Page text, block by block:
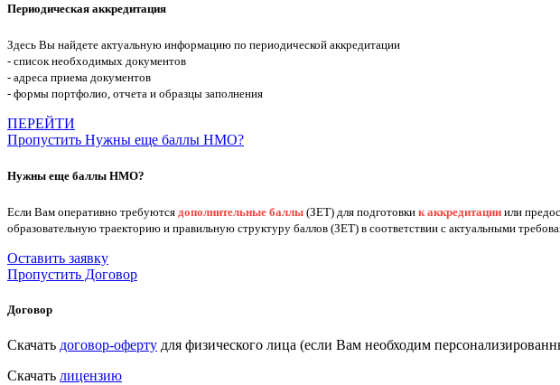
Периодическая аккредитация
Здесь Вы найдете актуальную информацию по периодической аккредитации
- список необходимых документов
- адреса приема документов
- формы портфолио, отчета и образцы заполнения
ПЕРЕЙТИ
Пропустить Нужны еще баллы НМО?
Нужны еще баллы НМО?
Если Вам оперативно требуются дополнительные баллы (ЗЕТ) для подготовки к аккредитации или
образовательную траекторию и правильную структуру баллов (ЗЕТ) в соответствии с актуальными
Оставить заявку
Пропустить Договор
Договор
Скачать договор-оферту для физического лица (если Вам необходим
Скачать лицензию